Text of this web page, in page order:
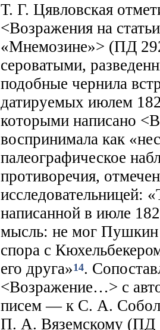
Т. Г. Цявловская
<Возражения на
«Мнемозине»> (ПД
сероватыми,
подобные чернила
датируемых июлем
которыми написано
воспринимала как
палеографическое
противоречия,
исследовательницей:
написанной в июле
мысль: не мог Пушкин
спора с
его друга»14.
<Возражение…> с
писем — к С. А.
П. А. Вяземскому (ПД